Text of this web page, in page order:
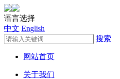
语言选择
中文 English
搜索
网站首页
关于我们